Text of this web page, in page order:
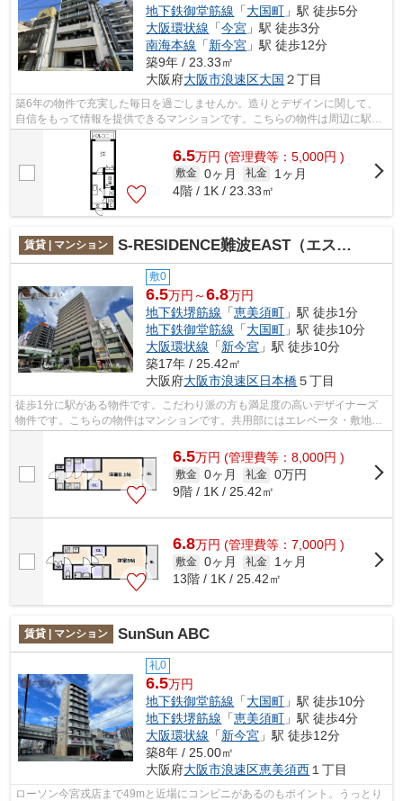
地下鉄御堂筋線 「大国町 」駅 徒歩5分
大阪環状線 「今宮 」駅 徒歩3分
南海本線 「新今宮 」駅 徒歩12分
築9年 / 23.33㎡
大阪府大阪市浪速区大国 ２丁目
築6年の物件で充実した毎日を過ごしませんか。造りとデザインに関して、
自信をもって情報を提供できるマンションです。こちらの物件は周辺に駅が
2つあるので電車へのアクセスが便利な...
6.5万円 (管理費等：5,000円 )
敷金 0ヶ月 礼金
1ヶ月
4階 / 1K / 23.33㎡
賃貸 | マンション S-RESIDENCE難波EAST（エスレジデンス難波イースト）
敷0
6.5万円～6.8万円
地下鉄堺筋線 「恵美須町 」駅 徒歩1分
地下鉄御堂筋線 「大国町 」駅 徒歩10分
大阪環状線 「新今宮 」駅 徒歩10分
築17年 / 25.42㎡
大阪府大阪市浪速区日本橋５丁目
徒歩1分に駅がある物件です。こだわり派の方も満足度の高いデザイナーズ
物件です。こちらの物件はマンションです。共用部にはエレベータ・敷地内
ごみ置き場などが揃っており、とても充...
6.5万円 (管理費等：8,000円 )
敷金 0ヶ月 礼金 0万円
9階 / 1K / 25.42㎡
6.8万円 (管理費等：7,000円 )
敷金 0ヶ月 礼金
1ヶ月
13階 / 1K / 25.42㎡
賃貸 | マンション SunSun ABC
礼0
6.5万円
地下鉄御堂筋線 「大国町 」駅 徒歩10分
地下鉄堺筋線 「恵美須町 」駅 徒歩4分
大阪環状線 「新今宮 」駅 徒歩12分
築8年 / 25.00㎡
大阪府大阪市浪速区恵美須西 １丁目
ローソン今宮戎店まで49mと近場にコンビニがあるのもポイント。うっとり